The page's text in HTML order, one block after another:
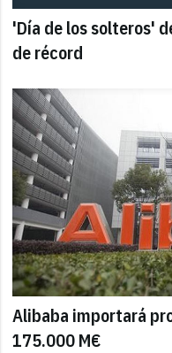
'Día de los solteros'
de récord
Alibaba importará
175.000 M€